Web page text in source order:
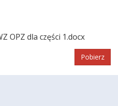
OPZ dla części 1.docx
Pobierz